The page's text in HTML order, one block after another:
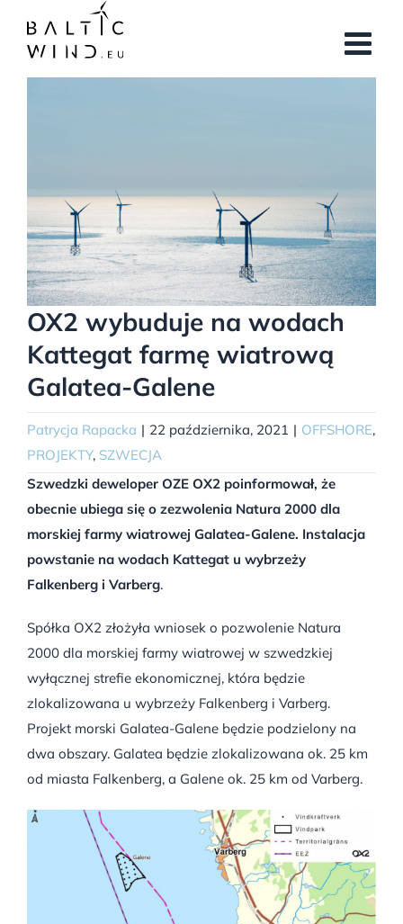
zawartości
OX2 wybuduje na wodach
Kattegat farmę wiatrową
Galatea-Galene
Patrycja Rapacka | 22 października, 2021 | OFFSHORE,
PROJEKTY, SZWECJA
Szwedzki deweloper OZE OX2 poinformował, że
obecnie ubiega się o zezwolenia Natura 2000 dla
morskiej farmy wiatrowej Galatea-Galene. Instalacja
powstanie na wodach Kattegat u wybrzeży
Falkenberg i Varberg.
Spółka OX2 złożyła wniosek o pozwolenie Natura
2000 dla morskiej farmy wiatrowej w szwedzkiej
wyłącznej strefie ekonomicznej, która będzie
zlokalizowana u wybrzeży Falkenberg i Varberg.
Projekt morski Galatea-Galene będzie podzielony na
dwa obszary. Galatea będzie zlokalizowana ok. 25 km
od miasta Falkenberg, a Galene ok. 25 km od Varberg.